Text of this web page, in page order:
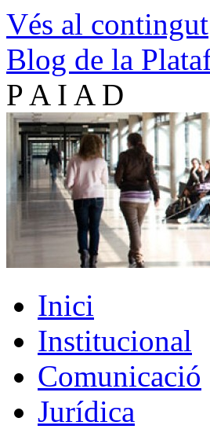
Vés al contingut
Blog de la
P A I A D
Inici
Institucional
Comunicació
Jurídica